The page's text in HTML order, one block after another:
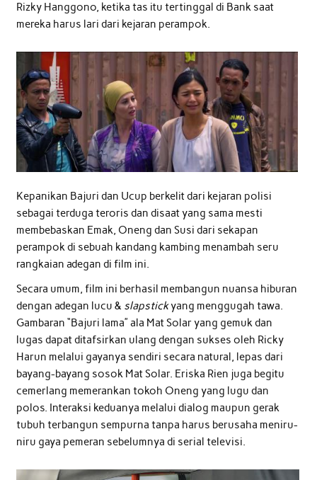
Rizky Hanggono, ketika tas itu tertinggal di Bank saat
mereka harus lari dari kejaran perampok.
Kepanikan Bajuri dan Ucup berkelit dari kejaran polisi
sebagai terduga teroris dan disaat yang sama mesti
membebaskan Emak, Oneng dan Susi dari sekapan
perampok di sebuah kandang kambing menambah seru
rangkaian adegan di film ini.
Secara umum, film ini berhasil membangun nuansa hiburan
dengan adegan lucu & slapstickyang menggugah tawa.
Gambaran “Bajuri lama” ala Mat Solar yang gemuk dan
lugas dapat ditafsirkan ulang dengan sukses oleh Ricky
Harun melalui gayanya sendiri secara natural, lepas dari
bayang-bayang sosok Mat Solar. Eriska Rien juga begitu
cemerlang memerankan tokoh Oneng yang lugu dan
polos. Interaksi keduanya melalui dialog maupun gerak
tubuh terbangun sempurna tanpa harus berusaha meniru-
niru gaya pemeran sebelumnya di serial televisi.